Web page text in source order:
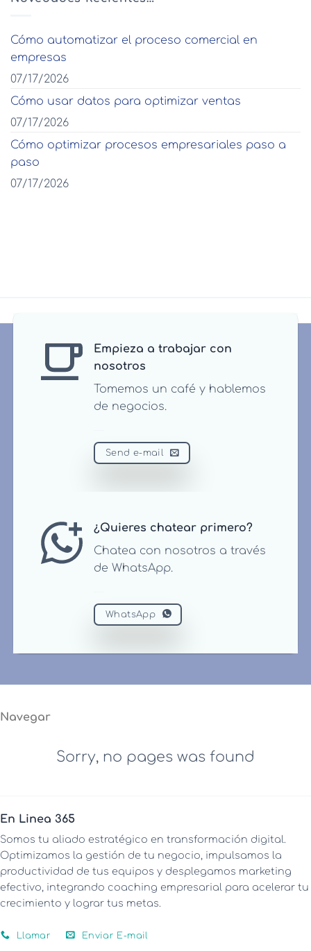
Cómo automatizar el proceso comercial en
empresas
07/17/2026
Cómo usar datos para optimizar ventas
07/17/2026
Cómo optimizar procesos empresariales paso a
paso
07/17/2026
Empieza a trabajar con
nosotros
Tomemos un café y hablemos
de negocios.
Send e-mail
¿Quieres chatear primero?
Chatea con nosotros a través
de WhatsApp.
WhatsApp
Navegar
Sorry, no pages was found
En Linea 365
Somos tu aliado estratégico en transformación digital.
Optimizamos la gestión de tu negocio, impulsamos la
productividad de tus equipos y desplegamos marketing
efectivo, integrando coaching empresarial para acelerar tu
crecimiento y lograr tus metas.
Llamar Enviar E-mail